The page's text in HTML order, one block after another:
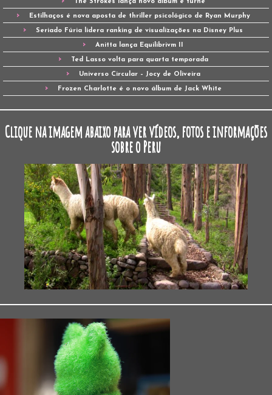
The Strokes lança novo álbum e turnê
Estilhaços é nova aposta de thriller psicológico de Ryan Murphy
Seriado Fúria lidera ranking de visualizações na Disney Plus
Anitta lança Equilibrivm II
Ted Lasso volta para quarta temporada
Universo Circular – Jocy de Oliveira
Frozen Charlotte é o novo álbum de Jack White
Clique na imagem abaixo para ver vídeos, fotos e informações
sobre o Peru